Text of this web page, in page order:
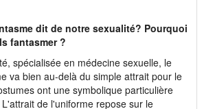
dit de notre sexualité? Pourquoi
fantasmer ?
spécialisée en médecine sexuelle, le
va bien au-delà du simple attrait pour le
ont une symbolique particulière
de l'uniforme repose sur le